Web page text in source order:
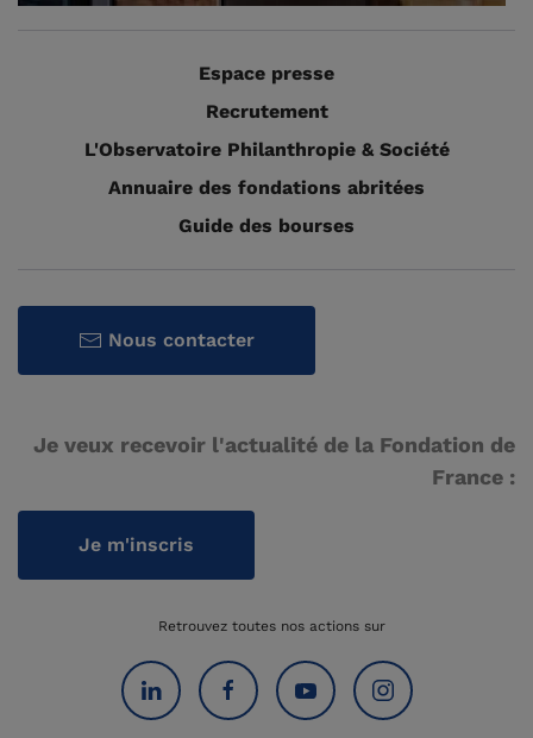
Espace presse
Recrutement
L'Observatoire Philanthropie & Société
Annuaire des fondations abritées
Guide des bourses
Nous contacter
Je veux recevoir l'actualité de la Fondation de
France :
Je m'inscris
Retrouvez toutes nos actions sur